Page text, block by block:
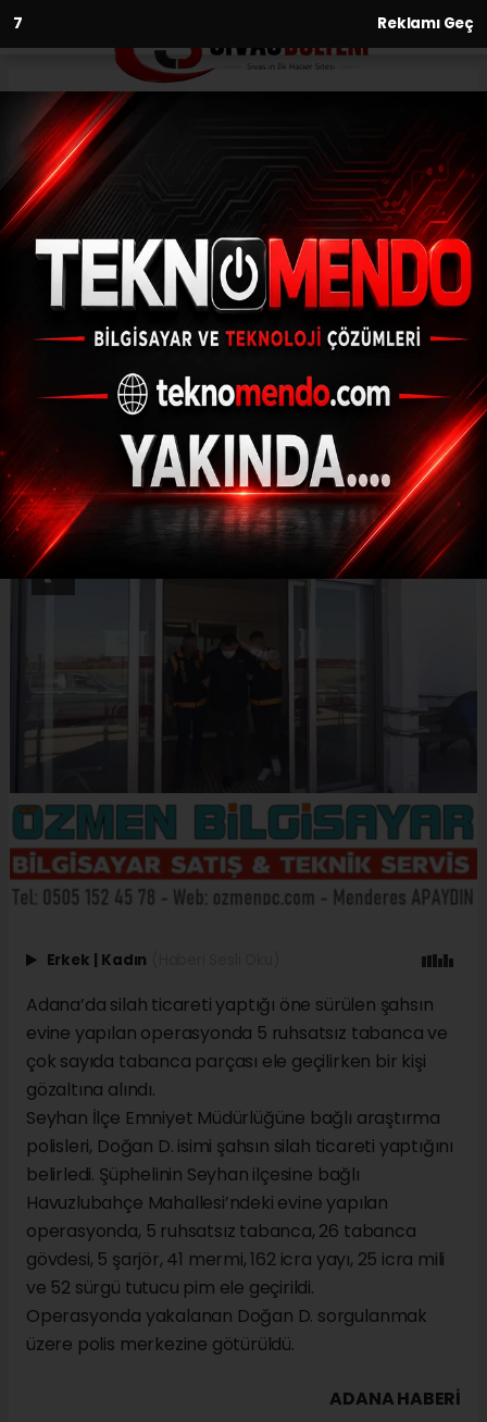
6 Reklamı Geç
Anasayfa Asayiş
Adana’da bir eve yapılan
baskında 5 tabanca ve
parçaları ele geçirildi
ASAYIŞ
(İHA) - İhlas Haber Ajansı | 29.02.2024 - 14:37, Güncelleme:
29.02.2024 - 14:18
Adana’da bir eve yapılan baskında 5
tabanca ve parçaları ele geçirildi
ABONE OL
Erkek | Kadın
Adana’da silah ticareti yaptığı öne sürülen şahsın
evine yapılan operasyonda 5 ruhsatsız tabanca ve
çok sayıda tabanca parçası ele geçilirken bir kişi
gözaltına alındı.
Seyhan İlçe Emniyet Müdürlüğüne bağlı araştırma
polisleri, Doğan D. isimi şahsın silah ticareti yaptığını
belirledi. Şüphelinin Seyhan ilçesine bağlı
Havuzlubahçe Mahallesi’ndeki evine yapılan
operasyonda, 5 ruhsatsız tabanca, 26 tabanca
gövdesi, 5 şarjör, 41 mermi, 162 icra yayı, 25 icra mili
ve 52 sürgü tutucu pim ele geçirildi.
Operasyonda yakalanan Doğan D. sorgulanmak
üzere polis merkezine götürüldü.
ADANA HABERİ